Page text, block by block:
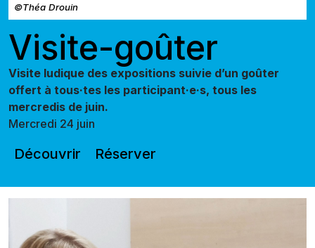
©Théa Drouin
Visite-goûter
Visite ludique des expositions suivie d’un goûter
offert à tous·tes les participant·e·s, tous les
mercredis de juin.
Mercredi 24 juin
Découvrir Réserver